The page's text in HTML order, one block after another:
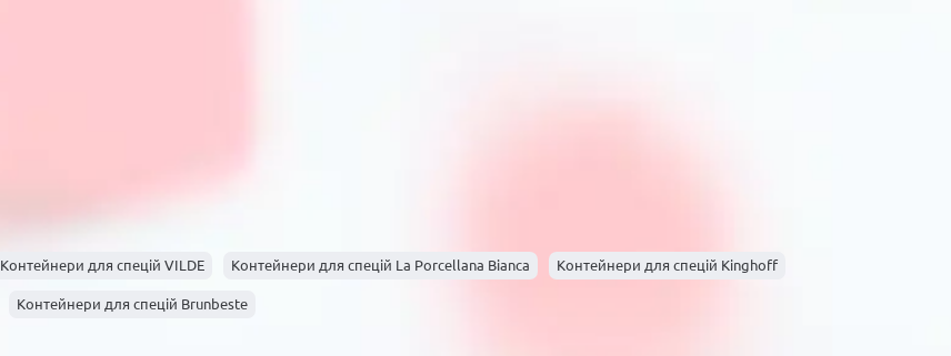
магнітні або складані в стійки системи для економії простору. - Регулярно перевіряти терміни придатності
та оновлювати запаси. Виконання цих рекомендацій значно підвищить ефективність роботи на кухні.
Контейнери для спецій VILDE Контейнери для спецій La Porcellana Bianca Контейнери для спецій Kinghoff
Контейнери для спецій Brunbeste